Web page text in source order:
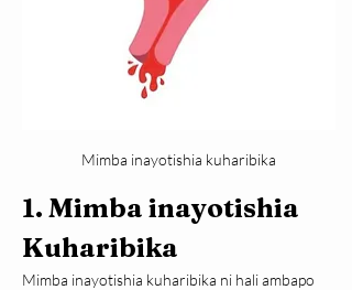
Mimba inayotishia kuharibika
1. Mimba inayotishia
Kuharibika
Mimba inayotishia kuharibika ni hali ambapo